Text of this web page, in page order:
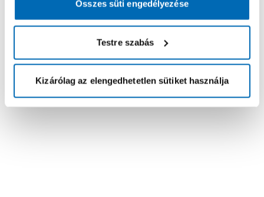
Összes süti engedélyezése
Testre szabás
Kizárólag az elengedhetetlen sütiket használja